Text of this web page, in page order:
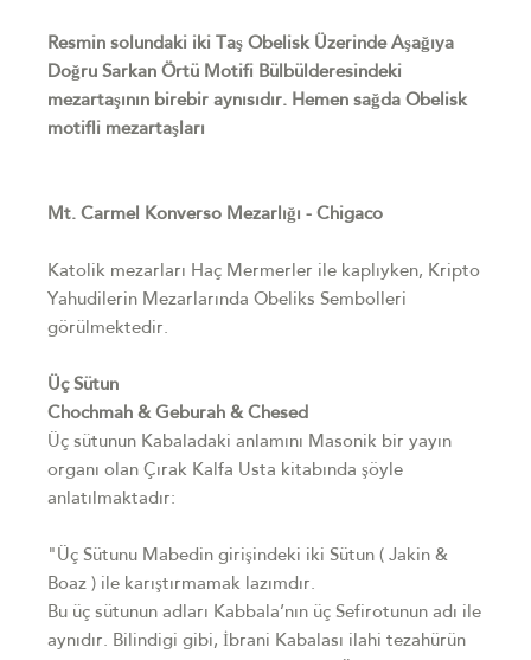
Resmin solundaki iki Taş Obelisk Üzerinde Aşağıya
Doğru Sarkan Örtü Motifi Bülbülderesindeki
mezartaşının birebir aynısıdır. Hemen sağda Obelisk
motifli mezartaşları
Mt. Carmel Konverso Mezarlığı - Chigaco
Katolik mezarları Haç Mermerler ile kaplıyken, Kripto
Yahudilerin Mezarlarında Obeliks Sembolleri
görülmektedir.
Üç Sütun
Chochmah & Geburah & Chesed
Üç sütunun Kabaladaki anlamını Masonik bir yayın
organı olan Çırak Kalfa Usta kitabında şöyle
anlatılmaktadır:
"Üç Sütunu Mabedin girişindeki iki Sütun ( Jakin &
Boaz ) ile karıştırmamak lazımdır.
Bu üç sütunun adları Kabbala’nın üç Sefirotunun adı ile
aynıdır. Bilindigi gibi, İbrani Kabalası ilahi tezahürün